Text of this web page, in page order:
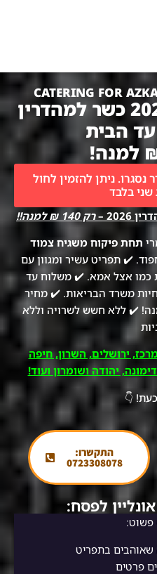
CATERING FOR
הבית
נסגרו. ניתן להזמין לחול
שני בלבד
–
רק 140 ₪ למנה!!
תחת פיקוח משגיח צמוד
✔️ תפריט עשיר ומגוון עם
כמו אצל אמא. ✔️ משלוח עד
משרד הבריאות. ✔️ מחיר
רק 140 ₪ למנה! ✔️ ללא חשש לשרויה וללא
ירושלים, השרון, חיפה
יהודה ושומרון ועוד!
👇
התקשרו:
0723308078
לפסח:
פשוט:
בתפריט
פרטים